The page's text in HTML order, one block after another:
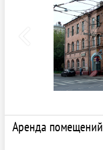
Аренда помещений